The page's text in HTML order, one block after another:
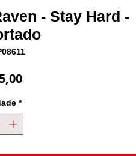
- Stay Hard -
Preço
*